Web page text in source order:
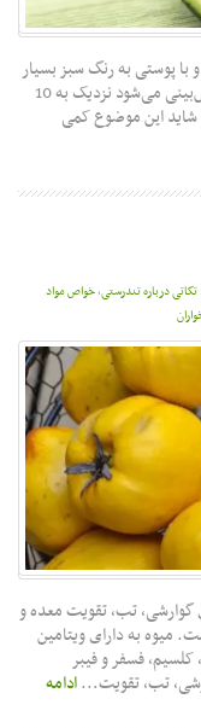
با پوستی به رنگ سبز بسیار
تیره یا حتی سیاه و هسته‌ای نسبتا بزرگ است که پیش‌بینی می‌شود نزدیک به 10
شاید این موضوع کمی
تکاتی درباره تندرستی,خواص مواد
گوارشی، تب، تقویت معده و
میوه به دارای ویتامین
فسفر و فیبر
تب، تقویت...ادامه